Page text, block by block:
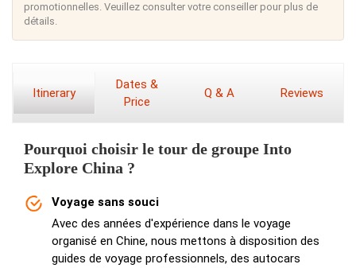
promotionnelles. Veuillez consulter votre conseiller pour plus de
détails.
Itinerary
Dates &
Price
Q & A Reviews
Pourquoi choisir le tour de groupe Into
Explore China ?
Voyage sans souci
Avec des années d'expérience dans le voyage
organisé en Chine, nous mettons à disposition des
guides de voyage professionnels, des autocars